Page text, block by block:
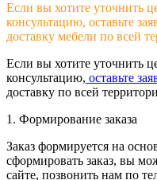
Если вы хотите уточнить
консультацию, оставьте
доставку мебели по всей
Если вы хотите уточнить
консультацию, оставьте
доставку по всей
1. Формирование заказа
Заказ формируется на
сформировать заказ, вы
сайте, позвонить нам по